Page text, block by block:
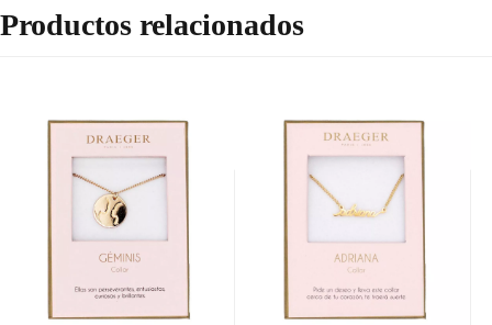
Productos relacionados